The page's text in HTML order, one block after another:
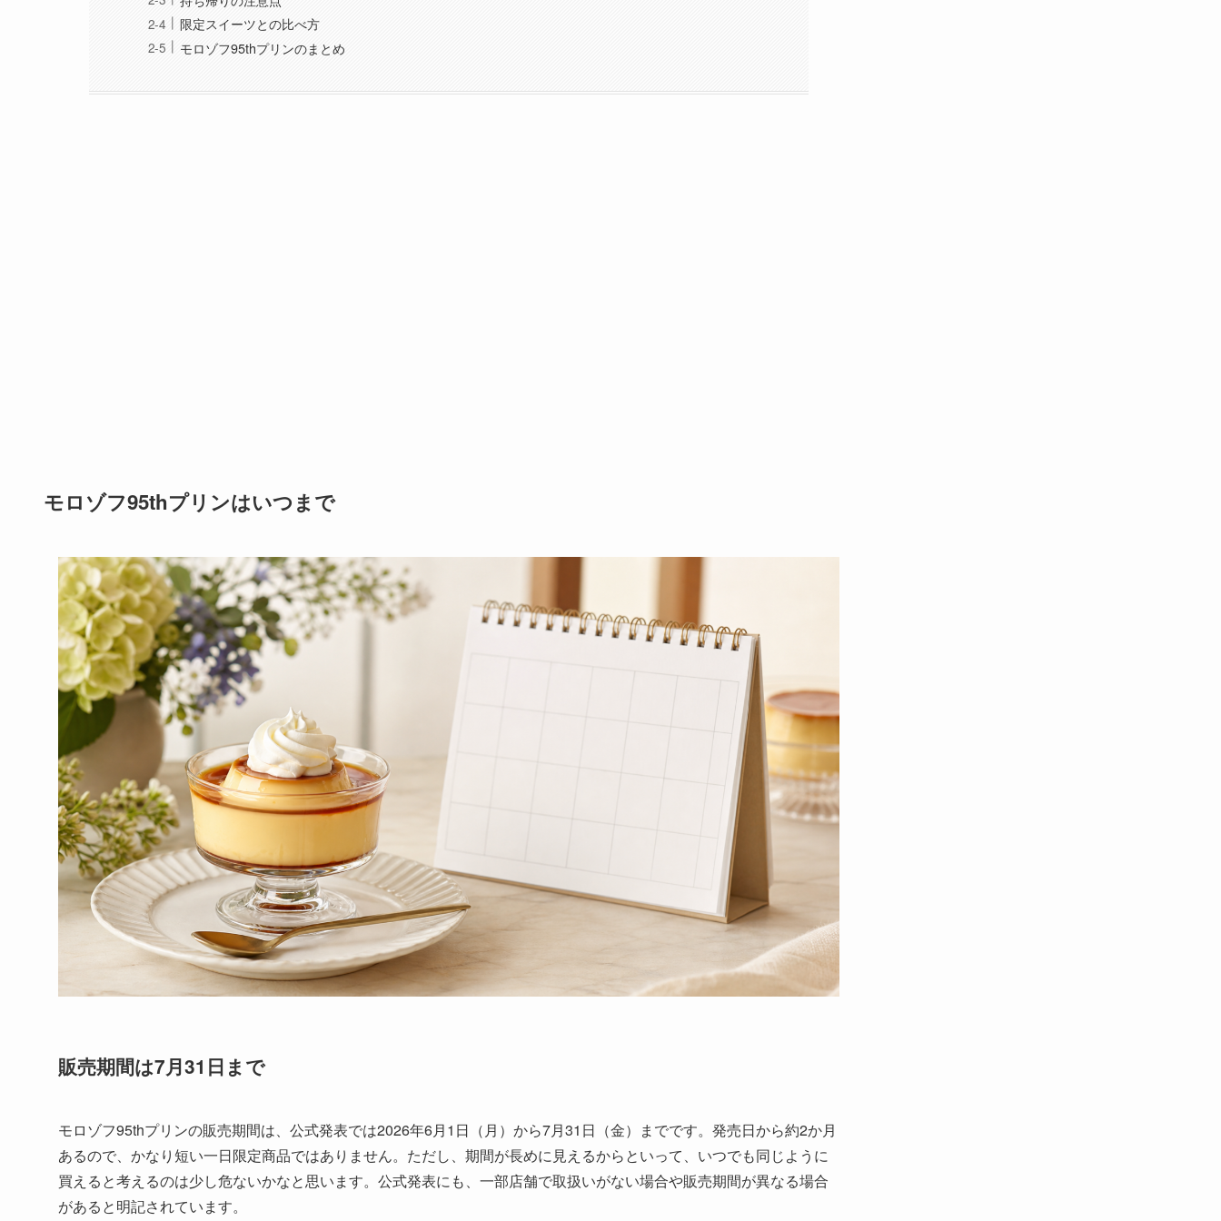
限定スイーツとの比べ方
モロゾフ95thプリンのまとめ
モロゾフ95thプリンはいつまで
販売期間は7月31日まで
モロゾフ95thプリンの販売期間は、公式発表では2026年6月1日（月）から7月31日（金）までです。発売日から約2か月
あるので、かなり短い一日限定商品ではありません。ただし、期間が長めに見えるからといって、いつでも同じように
買えると考えるのは少し危ないかなと思います。公式発表にも、一部店舗で取扱いがない場合や販売期間が異なる場合
があると明記されています。